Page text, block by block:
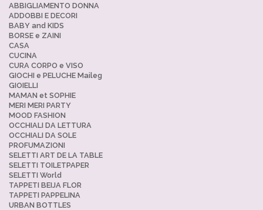
ABBIGLIAMENTO DONNA
ADDOBBI E DECORI
BABY and KIDS
BORSE e ZAINI
CASA
CUCINA
CURA CORPO e VISO
GIOCHI e PELUCHE Maileg
GIOIELLI
MAMAN et SOPHIE
MERI MERI PARTY
MOOD FASHION
OCCHIALI DA LETTURA
OCCHIALI DA SOLE
PROFUMAZIONI
SELETTI ART DE LA TABLE
SELETTI TOILETPAPER
SELETTI World
TAPPETI BEIJA FLOR
TAPPETI PAPPELINA
URBAN BOTTLES